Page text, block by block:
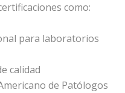
como:
para laboratorios
calidad
de Patólogos